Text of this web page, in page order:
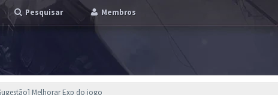
Pesquisar Membros
Melhorar Exp do jogo